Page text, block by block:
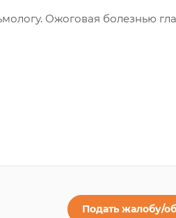
Ожоговая болезнью
Подать жалобу/